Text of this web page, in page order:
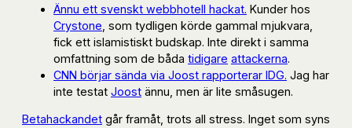
Ännu ett svenskt webbhotell hackat. Kunder hos
Crystone , som tydligen körde gammal mjukvara,
fick ett islamistiskt budskap. Inte direkt i samma
omfattning som de båda tidigare attackerna.
CNN börjar sända via Joost rapporterar IDG. Jag har
inte testat Joost ännu, men är lite småsugen.
Betahackandet går framåt, trots all stress. Inget som syns